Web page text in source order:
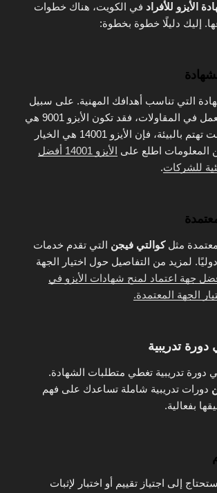
الأيزو للأفراد في الكويت، هناك خطوات
إليك دليلًا خطوة بخطوة:
التي تناسب أهدافك المهنية. على سبيل
المثال، إذا كنت تعمل في المقاولات، فقد تكون الأيزو 9001 هي
الأنسب. أما إذا كنت تهتم بالبيئة، فإن الأيزو 14001 هي الخيار
المعلومات اطلع على
الأيزو 14001 أفضل
للشركات.
معتمدة مثلكوالتي فيجن التي تقدم خدمات
لمزيد من التفاصيل حول اختيار الجهة
جهة اعتماد لمنح شهادات الأيزو في
الجهة المعتمدة.
تدريبية تغطي متطلبات الشهادة.
دورات تدريبية شاملة تساعدك على فهم
بفعالية.
إلى اجتياز تقييم أو اختبار لإثبات